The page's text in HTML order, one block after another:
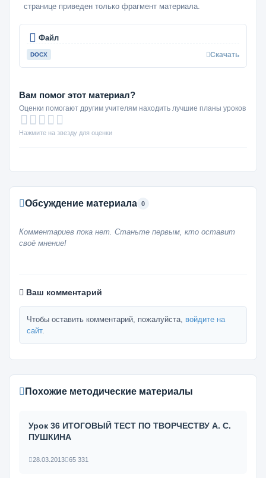
странице приведен только фрагмент материала.
Файл
DOCX Скачать
Вам помог этот материал?
Оценки помогают другим учителям находить лучшие планы уроков
Нажмите на звезду для оценки
Обсуждение материала 0
Комментариев пока нет. Станьте первым, кто оставит
своё мнение!
Ваш комментарий
Чтобы оставить комментарий, пожалуйста, войдите на
сайт.
Похожие методические материалы
Урок 36 ИТОГОВЫЙ ТЕСТ ПО ТВОРЧЕСТВУ А. С.
ПУШКИНА
28.03.2013 65 331